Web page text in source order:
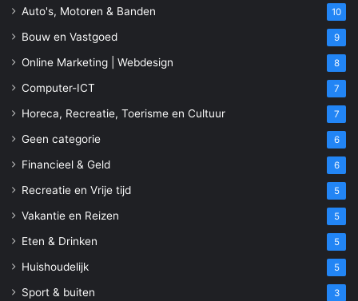
Auto's, Motoren & Banden 10
Bouw en Vastgoed 9
Online Marketing | Webdesign 8
Computer-ICT 7
Horeca, Recreatie, Toerisme en Cultuur 7
Geen categorie 6
Financieel & Geld 6
Recreatie en Vrije tijd 5
Vakantie en Reizen 5
Eten & Drinken 5
Huishoudelijk 5
Sport & buiten 3